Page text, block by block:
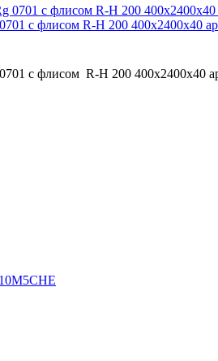
с флисом R-H 200 400x2400x40
с флисом R-H 200 400x2400x40